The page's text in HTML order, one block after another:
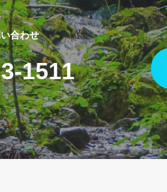
合わせ
1511